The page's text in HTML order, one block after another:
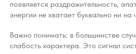
появляется раздражительность,
энергии не хватает буквально ни на
Важно понимать: в большинстве
слабость характера. Это сигнал